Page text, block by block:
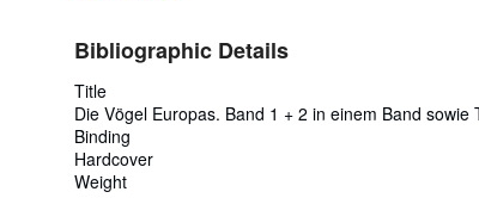
Bibliographic Details
Title
Die Vögel Europas. Band 1 + 2 in einem Band sowie
Binding
Hardcover
Weight